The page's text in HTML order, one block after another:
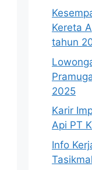
Kereta
tahun
2025
Karir
Api PT
Info